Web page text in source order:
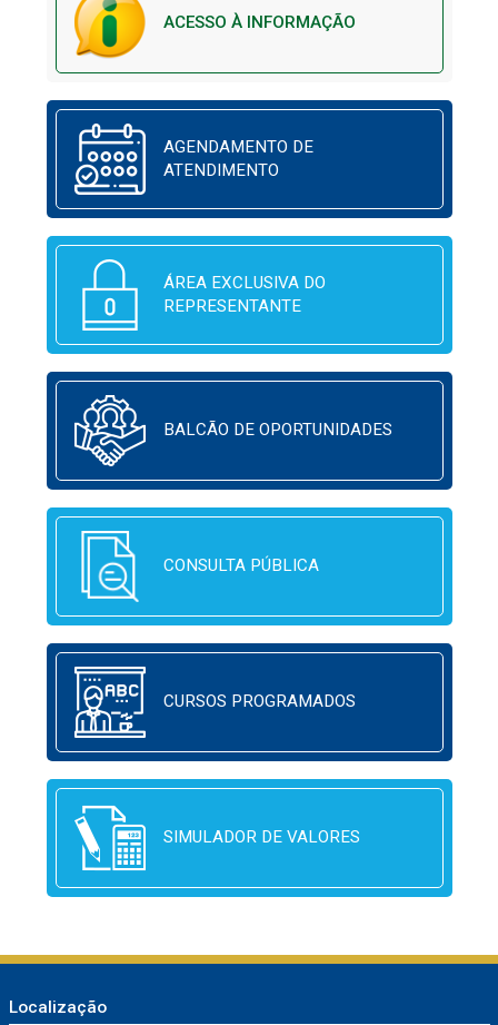
ACESSO À INFORMAÇÃO
AGENDAMENTO DE
ATENDIMENTO
ÁREA EXCLUSIVA DO
REPRESENTANTE
BALCÃO DE OPORTUNIDADES
CONSULTA PÚBLICA
CURSOS PROGRAMADOS
SIMULADOR DE VALORES
Localização